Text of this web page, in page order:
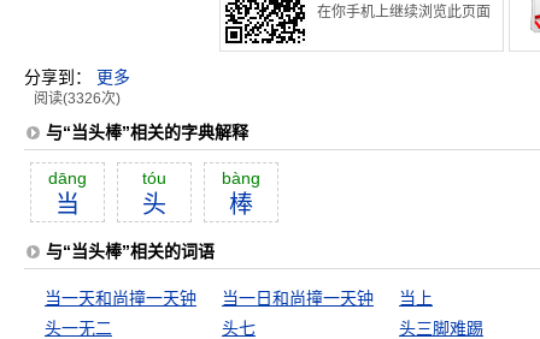
在你手机上继续浏览此页面
分享到： 更多
阅读(3326次)
与“当头棒”相关的字典解释
dāng
当
tóu
头
bàng
棒
与“当头棒”相关的词语
当一天和尚撞一天钟 当一日和尚撞一天钟
当上
头一无二
头七
头三脚难踢